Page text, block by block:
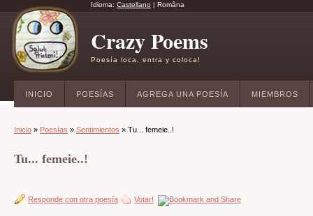
Idioma: Castellano | Româna
Crazy Poems
Poesía loca, entra y coloca!
INICIO POESÍAS AGREGA UNA POESÍA MIEMBROS
Inicio » Poesías » Sentimientos » Tu... femeie..!
Tu... femeie..!
Responde con otra poesía Votar!